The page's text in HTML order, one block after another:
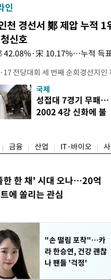
인
천 경선서 鄭 제압 누적 1
신호
42.08%·宋 10.17%…누적 득
전당대회 세 번째 순회경선지인
표에서 김민석 당대표 후보가 승리
경선에서 충청권은 김 후보가, 부
후보가 승리한 바 있다. 소병훈
은 8일 제주·인천 순회경선 권리당원
국제
성접대 7경기 무패…
2002 4강 신화에 불
금융 산업 IT·바이오
한 한 채' 시대 오나…20억
에 쏠리는 관심
"손 떨림 포착"…카
라 한승연, 건강 괜찮
나 팬들 '걱정'